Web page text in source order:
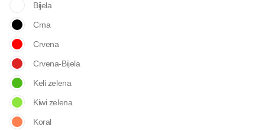
Bijela
Crna
Crvena
Crvena-Bijela
Keli zelena
Kiwi zelena
Koral